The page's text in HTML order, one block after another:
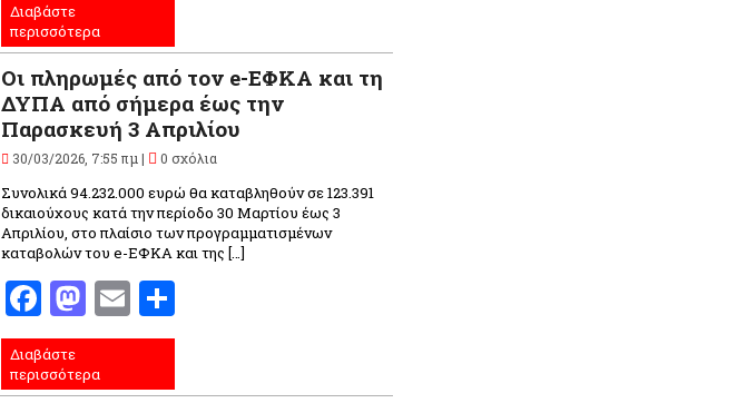
Διαβάστε
περισσότερα
Οι πληρωμές από τον e-ΕΦΚΑ και τη
ΔΥΠΑ από σήμερα έως την
Παρασκευή 3 Απριλίου
30/03/2026, 7:55 πμ | 0 σχόλια
Συνολικά 94.232.000 ευρώ θα καταβληθούν σε 123.391
δικαιούχους κατά την περίοδο 30 Μαρτίου έως 3
Απριλίου, στο πλαίσιο των προγραμματισμένων
καταβολών του e-ΕΦΚΑ και της […]
Facebook
Mastodon
Email
Διαβάστε
περισσότερα